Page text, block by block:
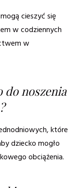
cieszyć się
w codziennych
w
do noszenia
które
dziecko mogło
obciążenia.